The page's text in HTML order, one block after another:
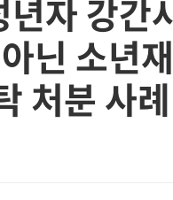
자 강간
닌 소년재
처분 사례